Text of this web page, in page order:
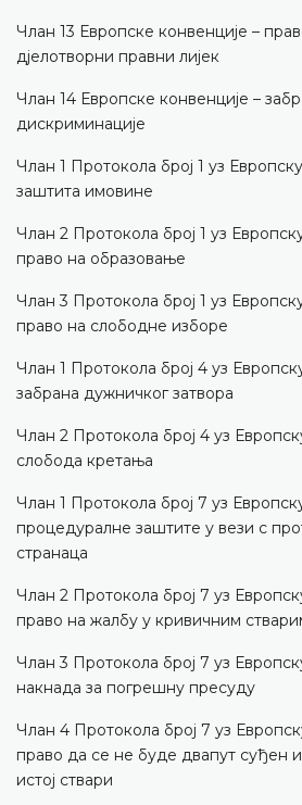
Члан 13 Европске конвенције –
дјелотворни правни лијек
Члан 14 Европске конвенције –
дискриминације
Члан 1 Протокола број 1 уз
заштита имовине
Члан 2 Протокола број 1 уз
право на образовање
Члан 3 Протокола број 1 уз
право на слободне изборе
Члан 1 Протокола број 4 уз
забрана дужничког затвора
Члан 2 Протокола број 4 уз
слобода кретања
Члан 1 Протокола број 7 уз
процедуралне заштите у вези с
странаца
Члан 2 Протокола број 7 уз
право на жалбу у кривичним
Члан 3 Протокола број 7 уз
накнада за погрешну пресуду
Члан 4 Протокола број 7 уз
право да се не буде двапут суђен
истој ствари